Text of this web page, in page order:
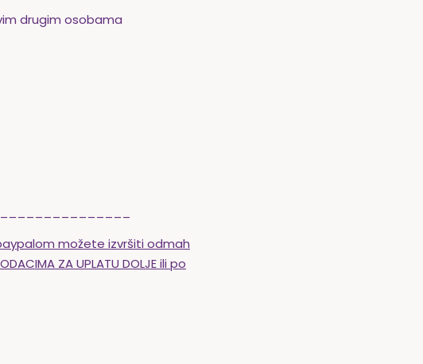
drugim osobama
možete izvršiti odmah
ZA UPLATU DOLJE ili po